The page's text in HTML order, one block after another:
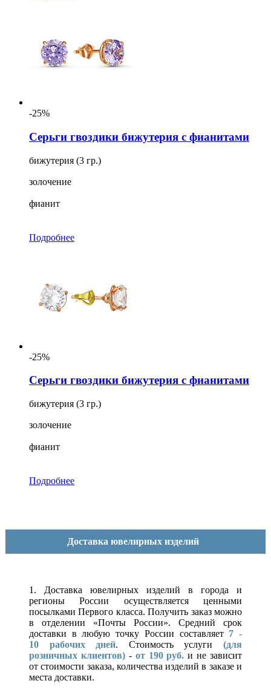
-25%
Серьги гвоздики бижутерия с фианитами
бижутерия (3 гр.)
золочение
фианит
Подробнее
-25%
Серьги гвоздики бижутерия с фианитами
бижутерия (3 гр.)
золочение
фианит
Подробнее
Доставка ювелирных изделий
1. Доставка ювелирных изделий в города и
регионы России осуществляется ценными
посылками Первого класса. Получить заказ можно
в отделении «Почты России». Средний срок
доставки в любую точку России составляет 7 -
10 рабочих дней. Стоимость услуги(для
розничных клиентов)- от 190 руб. и не зависит
от стоимости заказа, количества изделий в заказе и
места доставки.